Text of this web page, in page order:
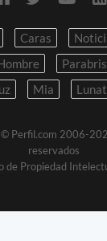
Caras
Mia
| © Perfil.com 2006-
reservados
de Propiedad